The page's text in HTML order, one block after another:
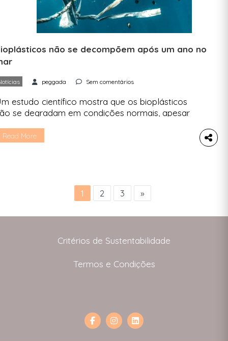
não se decompõem após um ano no
peggada Sem comentários
estudo científico mostra que os bioplásticos
se degradam em condições normais, apesar
Um dos principais bioplásticos
Read More
1 2 3 »
Critérios de Sustentabilidade
Termos e Condições